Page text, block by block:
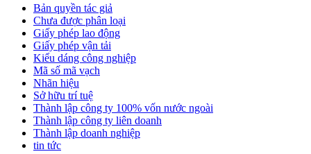
Bản quyền tác giả
Chưa được phân loại
Giấy phép lao động
Giấy phép vận tải
Kiểu dáng công nghiệp
Mã số mã vạch
Nhãn hiệu
Sở hữu trí tuệ
Thành lập công ty 100% vốn nước ngoài
Thành lập công ty liên doanh
Thành lập doanh nghiệp
tin tức